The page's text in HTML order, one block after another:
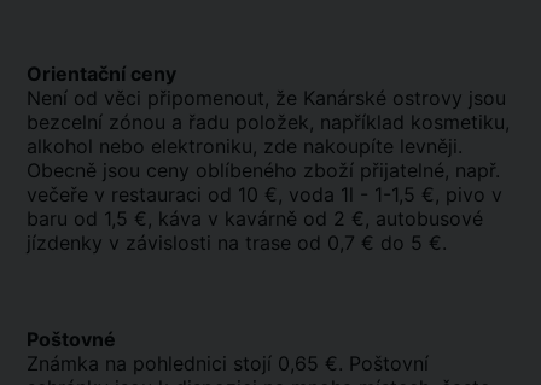
Orientační ceny
Není od věci připomenout, že Kanárské ostrovy jsou
bezcelní zónou a řadu položek, například kosmetiku,
alkohol nebo elektroniku, zde nakoupíte levněji.
Obecně jsou ceny oblíbeného zboží přijatelné, např.
večeře v restauraci od 10 €, voda 1l - 1-1,5 €, pivo v
baru od 1,5 €, káva v kavárně od 2 €, autobusové
jízdenky v závislosti na trase od 0,7 € do 5 €.
Poštovné
Známka na pohlednici stojí 0,65 €. Poštovní